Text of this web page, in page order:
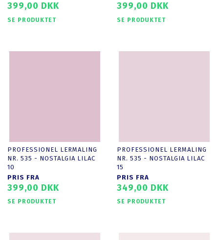
399,00 DKK
SE PRODUKTET
399,00 DKK
SE PRODUKTET
PROFESSIONEL LERMALING
NR. 535 - NOSTALGIA LILAC
10
PRIS FRA
399,00 DKK
SE PRODUKTET
PROFESSIONEL LERMALING
NR. 535 - NOSTALGIA LILAC
15
PRIS FRA
349,00 DKK
SE PRODUKTET